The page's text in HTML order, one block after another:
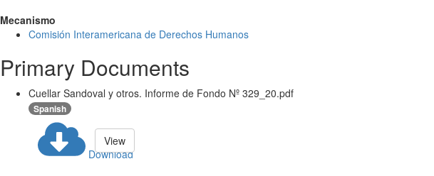
Mecanismo
Comisión Interamericana de Derechos Humanos
Primary Documents
Cuellar Sandoval y otros. Informe de Fondo Nº 329_20.pdf
Spanish
Download
View